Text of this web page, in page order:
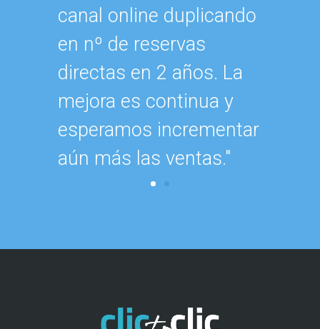
canal online duplicando
en nº de reservas
directas en 2 años. La
mejora es continua y
esperamos incrementar
aún más las ventas."